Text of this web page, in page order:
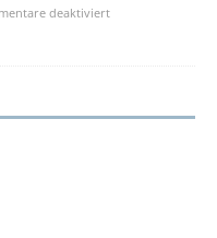
deaktiviert